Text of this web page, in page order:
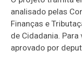
analisado pelas
Finanças e
de Cidadania.
aprovado por